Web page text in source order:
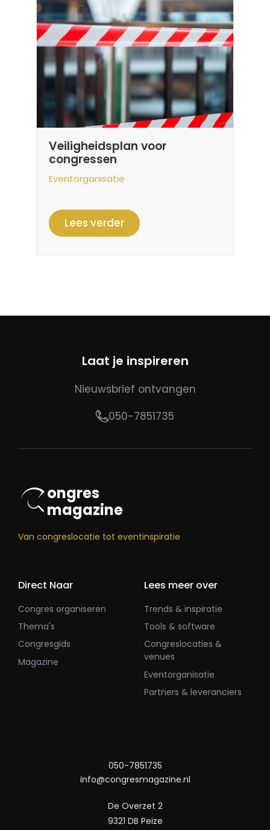
Veiligheidsplan voor
congressen
Eventorganisatie
Lees verder
Laat je inspireren
Nieuwsbrief ontvangen
050-7851735
ongres
magazine
Van congreslocatie tot eventinspiratie
Direct Naar
Congres organiseren
Thema's
Congresgids
Magazine
Lees meer over
Trends & inspiratie
Tools & software
Congreslocaties &
venues
Eventorganisatie
Partners & leveranciers
050-7851735
info@congresmagazine.nl
De Overzet 2
9321 DB Peize